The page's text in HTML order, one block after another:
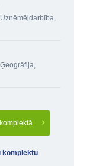
Uzņēmējdarbība,
Ģeogrāfija,
komplektu